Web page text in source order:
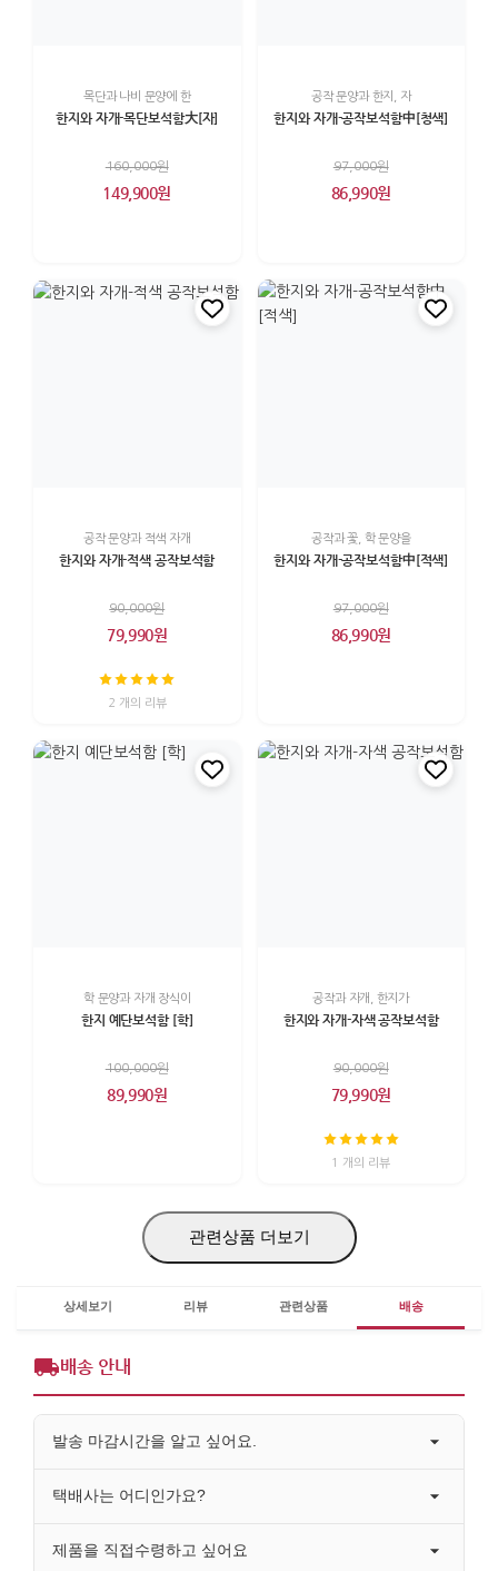
목단과 나비 문양에 한
한지와 자개-목단보석함大[자]
160,000원
149,900원
공작 문양과 한지, 자
한지와 자개-공작보석함中[청색]
97,000원
86,990원
공작 문양과 적색 자개
한지와 자개-적색 공작보석함
90,000원
79,990원
2 개의 리뷰
공작과 꽃, 학 문양을
한지와 자개-공작보석함中[적색]
97,000원
86,990원
학 문양과 자개 장식이
한지 예단보석함 [학]
100,000원
89,990원
공작과 자개, 한지가
한지와 자개-자색 공작보석함
90,000원
79,990원
1 개의 리뷰
관련상품 더보기
상세보기 리뷰 관련상품 배송
배송 안내
발송 마감시간을 알고 싶어요.
택배사는 어디인가요?
제품을 직접수령하고 싶어요